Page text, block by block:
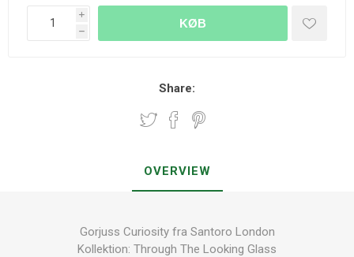
i
h
KØB
Share:
OVERVIEW
Gorjuss Curiosity fra Santoro London
Kollektion: Through The Looking Glass